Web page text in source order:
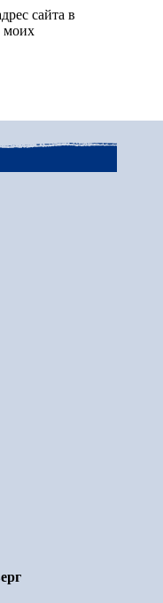
сайта в
моих